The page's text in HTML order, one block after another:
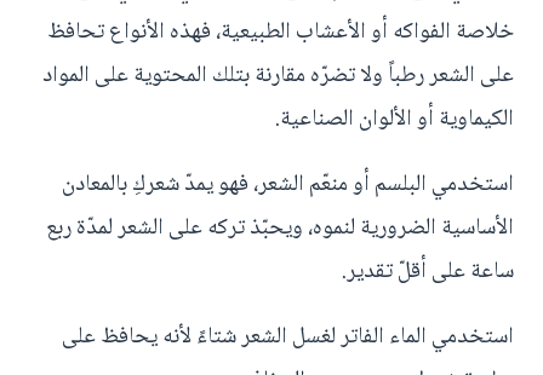
خلاصة الفواكه أو الأعشاب الطبيعية، فهذه الأنواع تحافظ
على الشعر رطباً ولا تضرّه مقارنة بتلك المحتوية على المواد
الكيماوية أو الألوان الصناعية.
استخدمي البلسم أو منعّم الشعر، فهو يمدّ شعركِ بالمعادن
الأساسية الضرورية لنموه، ويحبّذ تركه على الشعر لمدّة ربع
ساعة على أقلّ تقدير.
استخدمي الماء الفاتر لغسل الشعر شتاءً لأنه يحافظ على